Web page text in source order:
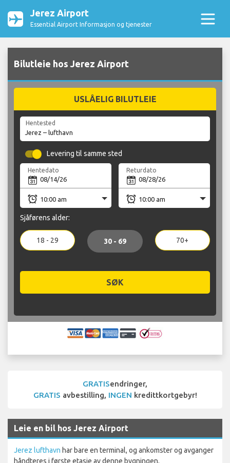
Jerez Airport
Essential Airport Informasjon og tjenester
Bilutleie hos Jerez Airport
USLÅELIG BILUTLEIE
Hentested
Levering til samme sted
Hentedato Returdato
Sjåførens alder:
18 - 29 30 - 69 70+
SØK
GRATISendringer,
GRATIS avbestilling, INGEN kredittkortgebyr!
Leie en bil hos Jerez Airport
Jerez lufthavn har bare en terminal, og ankomster og avganger
håndteres i første etasje av denne bygningen.